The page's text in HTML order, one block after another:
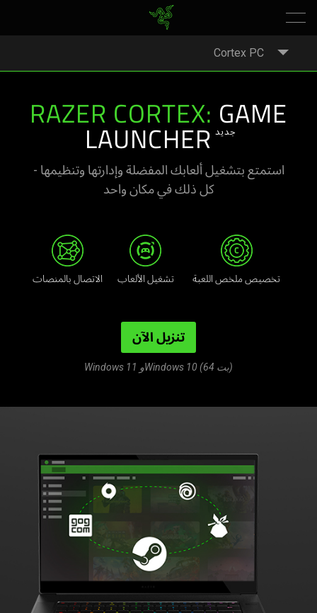
Cortex PC
RAZER CORTEX: GAME
LAUNCHER جديد
استمتع بتشغيل ألعابك المفضلة وإدارتها وتنظيمها -
كل ذلك في مكان واحد
تخصيص ملخص اللعبة تشغيل الألعاب الاتصال بالمنصات
تنزيل الآن
Windows 11 وWindows 10 (64 بت)